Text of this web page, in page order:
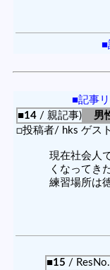
■
■記事
■14 / 親記事)
男
□投稿者/ hks ゲス
現在社会人
くなってき
練習場所は
■15 /